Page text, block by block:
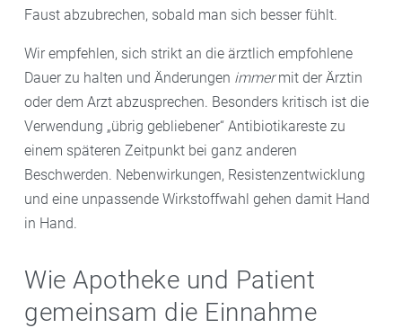
Faust abzubrechen, sobald man sich besser fühlt.
Wir empfehlen, sich strikt an die ärztlich empfohlene
Dauer zu halten und Änderungen immermit der Ärztin
oder dem Arzt abzusprechen. Besonders kritisch ist die
Verwendung „übrig gebliebener“ Antibiotikareste zu
einem späteren Zeitpunkt bei ganz anderen
Beschwerden. Nebenwirkungen, Resistenzentwicklung
und eine unpassende Wirkstoffwahl gehen damit Hand
in Hand.
Wie Apotheke und Patient
gemeinsam die Einnahme